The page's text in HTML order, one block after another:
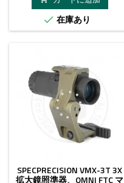
 在庫あり
SPECPRECISION VMX-3T 3X
拡大鏡照準器、OMNI FTC マ